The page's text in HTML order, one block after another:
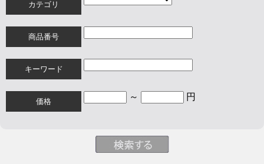
カテゴリ
商品番号
キーワード
価格 ～ 円